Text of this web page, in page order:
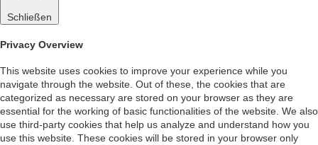
Schließen
Privacy Overview
This website uses cookies to improve your experience while you
navigate through the website. Out of these, the cookies that are
categorized as necessary are stored on your browser as they are
essential for the working of basic functionalities of the website. We also
use third-party cookies that help us analyze and understand how you
use this website. These cookies will be stored in your browser only